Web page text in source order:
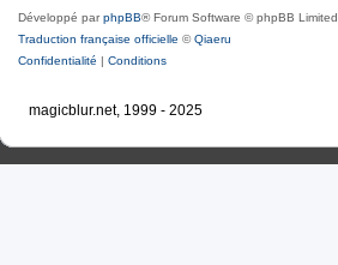
Développé parphpBB® Forum Software © phpBB Limited
Traduction française officielle ©Qiaeru
Confidentialité | Conditions
magicblur.net, 1999 - 2025